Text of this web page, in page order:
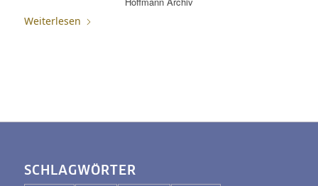
Weiterlesen
SCHLAGWÖRTER